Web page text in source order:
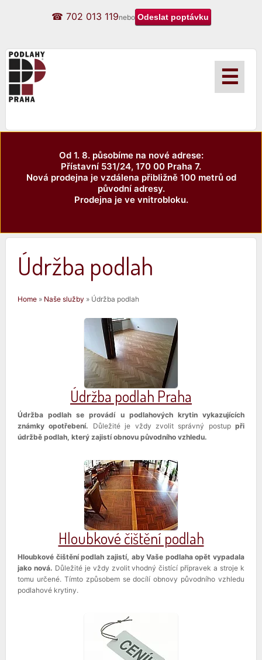
☎ 702 013 119nebo
☰
Od 1. 8. působíme na nové adrese:
Přístavní 531/24, 170 00 Praha 7.
Nová prodejna je vzdálena přibližně 100 metrů od
původní adresy.
Prodejna je ve vnitrobloku.
Údržba podlah
Jste zde
Home » Naše služby » Údržba podlah
Údržba podlah Praha
Údržba podlah se provádí u podlahových krytin vykazujících
známky opotřebení. Důležité je vždy zvolit správný postup při
údržbě podlah, který zajistí obnovu původního vzhledu.
Hloubkové čištění podlah
Hloubkové čištění podlah zajistí, aby Vaše podlaha opět vypadala
jako nová. Důležité je vždy zvolit vhodný čistící přípravek a stroje k
tomu určené. Tímto způsobem se docílí obnovy původního vzhledu
podlahové krytiny.